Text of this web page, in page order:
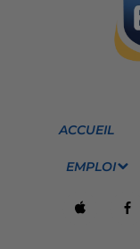
ACCUEIL
EMPLOI